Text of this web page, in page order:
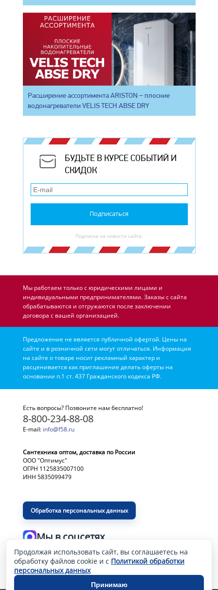
Расширение ассортимента ARISTON – плоские
водонагреватели VELIS TECH ABSE DRY
БУДЬТЕ В КУРСЕ СОБЫТИЙ И
СКИДОК
Подписаться
Подписка на новости сайта.
Мы работаем только с юридическими лицами и
индивидуальными предпринимателями. Заказы с сайта
обрабатываются и отгружаются после заключении
договора с вашей организацией.
Предложение не является публичной офертой. Цены на
сайте и в розничной сети могут отличаться. Информация
на сайте о товаре носит рекламный характер и
расценивается как приглашение делать оферты на
основании п.1 ст. 437 Гражданского кодекса РФ.
Есть вопросы? Позвоните нам бесплатно!
8-800-234-88-08
E-mail: info@f58.ru
Сантехника оптом, доставка по России
ООО "Оптимус"
ОГРН 1125835007100
ИНН 5835099479
Обработка персональных данных
Мы в соцсетях
Разработка и продвижение сайта —
Продолжая использовать сайт, вы соглашаетесь на
обработку файлов cookie и с Политикой обработки
персональных данных
Принимаю